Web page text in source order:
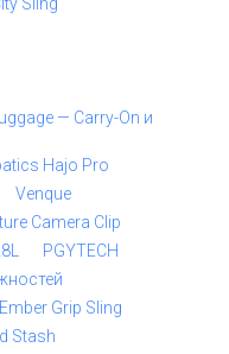
— Carry-On и
Hajo Pro
Venque
Camera Clip
PGYTECH
Grip Sling
Stash